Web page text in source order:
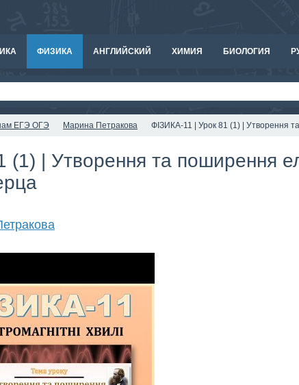
ФИЗИКА АНГЛИЙСКИЙ ХИМИЯ БИОЛОГИЯ
ЕГЭ ОГЭ Марина Петракова ФІЗИКА-11 | Урок 81 (1) | Утворення
| Утворення та поширення